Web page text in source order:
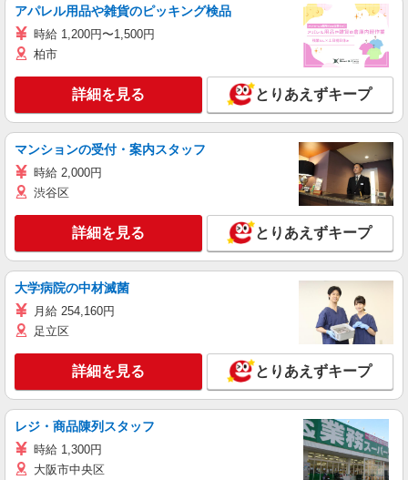
アパレル用品や雑貨のピッキング検品
時給 1,200円〜1,500円
柏市
詳細を見る とりあえずキープ
マンションの受付・案内スタッフ
時給 2,000円
渋谷区
詳細を見る とりあえずキープ
大学病院の中材滅菌
月給 254,160円
足立区
詳細を見る とりあえずキープ
レジ・商品陳列スタッフ
時給 1,300円
大阪市中央区